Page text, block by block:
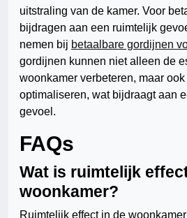
uitstraling van de kamer. Voor
bijdragen aan een ruimtelijk
nemen bij betaalbare gordijnen
gordijnen kunnen niet alleen de
woonkamer verbeteren, maar ook
optimaliseren, wat bijdraagt aan
gevoel.
FAQs
Wat is ruimtelijk
woonkamer?
Ruimtelijk effect in de